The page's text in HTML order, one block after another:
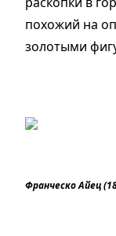
похожий на
золотыми
Франческо Айец